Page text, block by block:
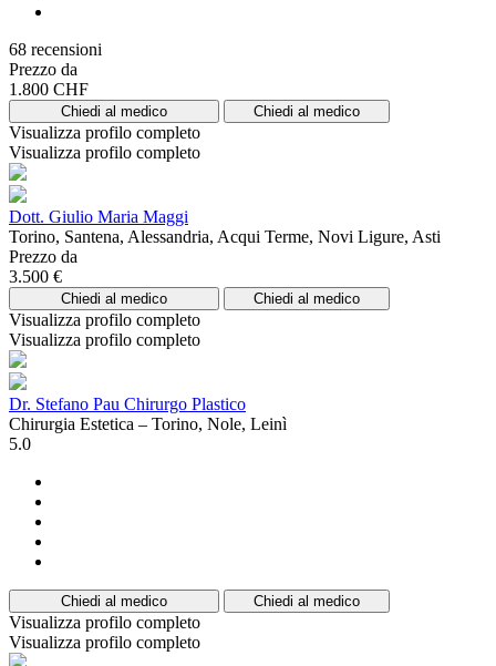
68 recensioni
Prezzo da
1.800 CHF
Chiedi al medico Chiedi al medico
Visualizza profilo completo
Visualizza profilo completo
Dott. Giulio Maria Maggi
Torino, Santena, Alessandria, Acqui Terme, Novi Ligure, Asti
Prezzo da
3.500 €
Chiedi al medico Chiedi al medico
Visualizza profilo completo
Visualizza profilo completo
Dr. Stefano Pau Chirurgo Plastico
Chirurgia Estetica – Torino, Nole, Leinì
5.0
Chiedi al medico Chiedi al medico
Visualizza profilo completo
Visualizza profilo completo